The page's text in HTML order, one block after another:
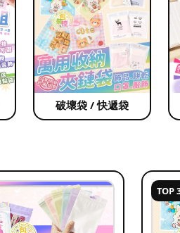
破壞袋 / 快遞袋
TOP